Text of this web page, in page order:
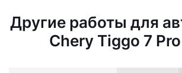
Другие работы для
Chery Tiggo 7